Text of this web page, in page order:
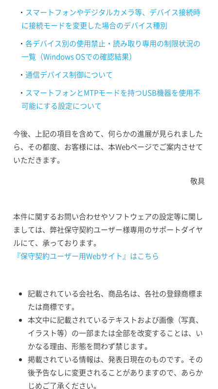
・ スマートフォンやデジタルカメラ等、デバイス接続時
に接続モードを変更した場合のデバイス種別
・ 各デバイス別の使用禁止・読み取り専用の制限状況の
一覧（Windows OSでの確認結果）
・ 通信デバイス制御について
・ スマートフォンとMTPモードを持つUSB機器を使用不
可能にする設定について
今後、上記の項目を含めて、何らかの進展が見られました
ら、その都度、お客様には、本Webページでご案内させて
いただきます。
敬具
本件に関するお問い合わせやソフトウェアの設定等に関し
ましては、弊社保守契約ユーザー様専用のサポートダイヤ
ルにて、承っております。
『保守契約ユーザー用Webサイト』はこちら
記載されている会社名、商品名は、各社の登録商標ま
たは商標です。
本文中に記載されているテキストおよび画像（写真、
イラスト等）の一部または全部を改変することは、い
かなる理由、形態を問わず禁じます。
掲載されている情報は、発表日現在のものです。その
後予告なしに変更されることがありますので、あらか
じめご了承ください。